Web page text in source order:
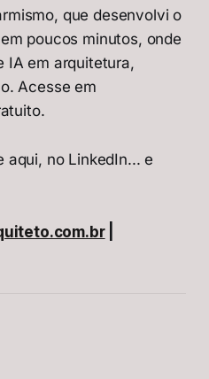
que desenvolvi o
poucos minutos, onde
IA em arquitetura,
Acesse em
aqui, no LinkedIn... e
|